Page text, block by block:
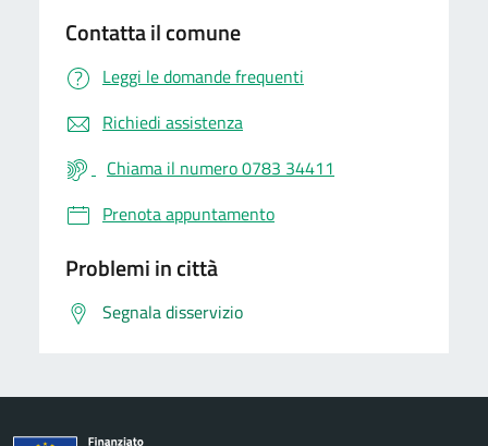
Contatta il comune
Leggi le domande frequenti
Richiedi assistenza
Chiama il numero 0783 34411
Prenota appuntamento
Problemi in città
Segnala disservizio